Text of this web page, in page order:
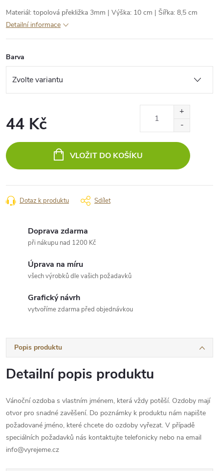
Materiál: topolová překližka 3mm | Výška: 10 cm | Šířka: 8,5 cm
Detailní informace
Barva
44 Kč
cena:
VLOŽIT DO KOŠÍKU
Dotaz k produktu Sdílet
Doprava zdarma
při nákupu nad 1200 Kč
Úprava na míru
všech výrobků dle vašich požadavků
Grafický návrh
vytvoříme zdarma před objednávkou
Popis produktu
Detailní popis produktu
Vánoční ozdoba s vlastním jménem, která vždy potěší. Ozdoby mají
otvor pro snadné zavěšení. Do poznámky k produktu nám napište
požadované jméno, které chcete do ozdoby vyřezat. V případě
speciálních požadavků nás kontaktujte telefonicky nebo na email
info@vyrejeme.cz